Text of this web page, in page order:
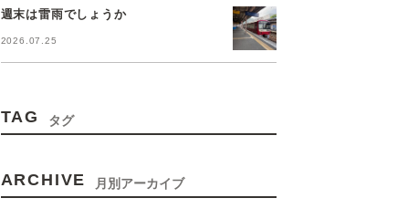
週末は雷雨でしょうか
2026.07.25
TAG タグ
ARCHIVE 月別アーカイブ